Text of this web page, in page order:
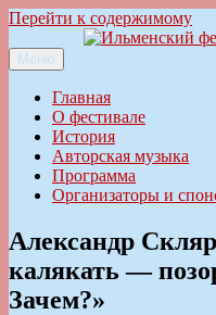
Перейти к содержимому
Ильменский фестиваль
Меню
Главная
О фестивале
История
Авторская музыка
Программа
Организаторы и
Александр
калякать —
Зачем?»